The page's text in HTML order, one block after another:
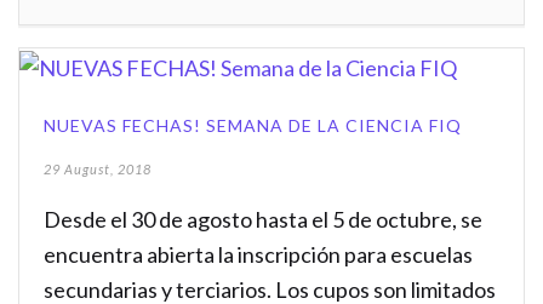
NUEVAS FECHAS! SEMANA DE LA CIENCIA FIQ
29 August, 2018
Desde el 30 de agosto hasta el 5 de octubre, se
encuentra abierta la inscripción para escuelas
secundarias y terciarios. Los cupos son limitados